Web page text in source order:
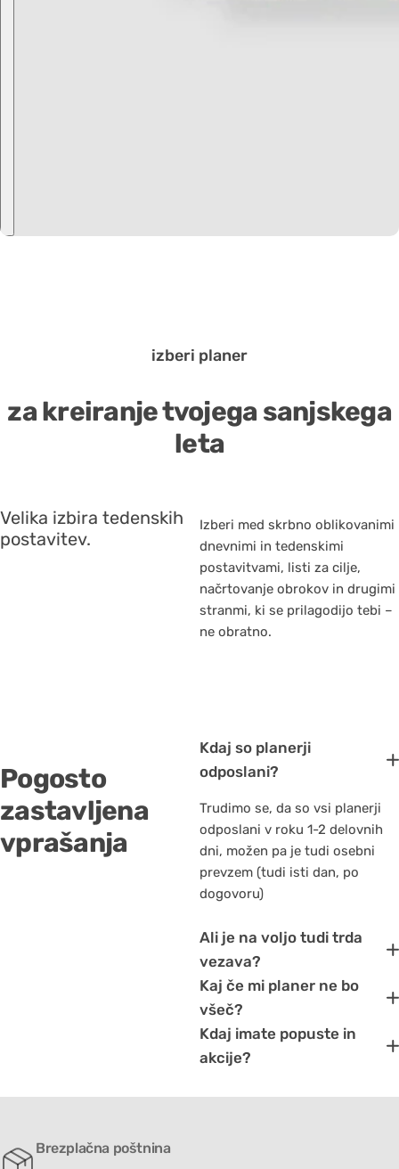
izberi planer
za kreiranje tvojega sanjskega
leta
Velika izbira tedenskih
postavitev.
Izberi med skrbno oblikovanimi
dnevnimi in tedenskimi
postavitvami, listi za cilje,
načrtovanje obrokov in drugimi
stranmi, ki se prilagodijo tebi –
ne obratno.
Pogosto
zastavljena
vprašanja
Kdaj so planerji
odposlani?
Trudimo se, da so vsi planerji
odposlani v roku 1-2 delovnih
dni, možen pa je tudi osebni
prevzem (tudi isti dan, po
dogovoru)
Ali je na voljo tudi trda
vezava?
Kaj če mi planer ne bo
všeč?
Kdaj imate popuste in
akcije?
Brezplačna poštnina